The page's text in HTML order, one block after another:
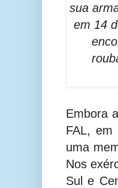
sua
em 14
Embora
FAL, em
uma
Nos
Sul e